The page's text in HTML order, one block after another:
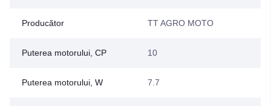
Producător TT AGRO MOTO
Puterea motorului, CP 10
Puterea motorului, W 7.7